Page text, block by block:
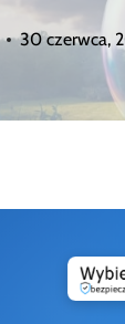
30 czerwca,